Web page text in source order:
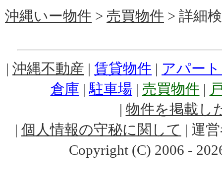
沖縄いー物件 > 売買物件 > 詳細
| 沖縄不動産 | 賃貸物件 | アパー
倉庫 |駐車場 | 売買物件 |
| 物件を掲載し
| 個人情報の守秘に関して | 運
Copyright (C) 2006 -